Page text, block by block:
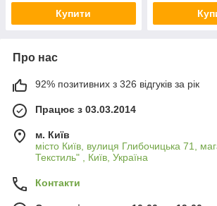
Купити
Про нас
92% позитивних з 326 відгуків за рік
Працює з 03.03.2014
м. Київ
місто Київ, вулиця Глибочицька 71,
Текстиль" , Київ, Україна
Контакти